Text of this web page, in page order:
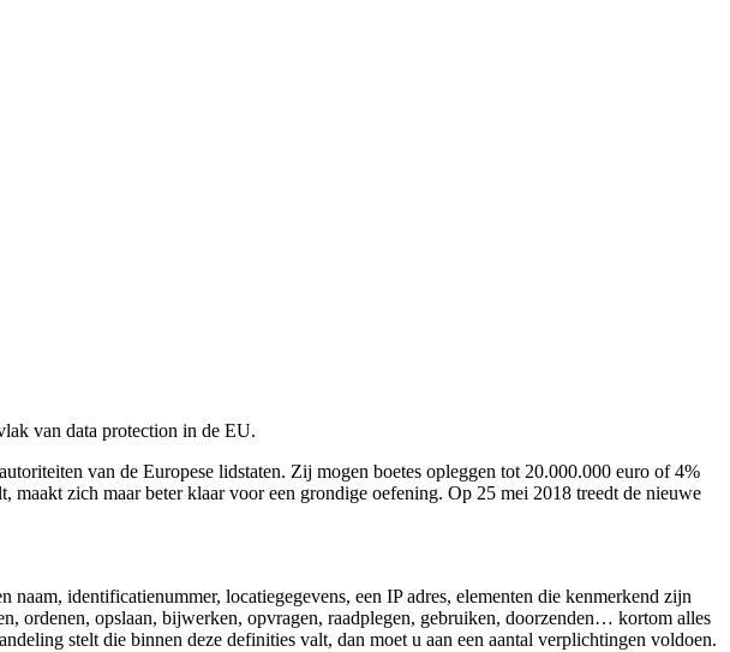
van data protection in de EU.
van de Europese lidstaten. Zij mogen boetes opleggen tot 20.000.000 euro of 4%
zich maar beter klaar voor een grondige oefening. Op 25 mei 2018 treedt de nieuwe
identificatienummer, locatiegegevens, een IP adres, elementen die kenmerkend zijn
ordenen, opslaan, bijwerken, opvragen, raadplegen, gebruiken, doorzenden… kortom alles
stelt die binnen deze definities valt, dan moet u aan een aantal verplichtingen voldoen.